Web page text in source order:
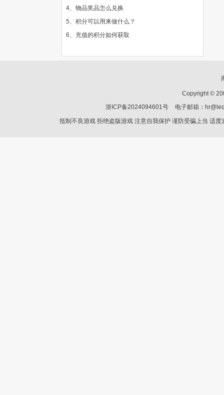
4、物品奖品怎么兑换
5、积分可以用来做什么？
6、充值的积分如何获取
Copyright ©
浙ICP备2024094601号
电子邮箱：
抵制不良游戏 拒绝盗版游戏 注意自我保护 谨防受骗上当 适